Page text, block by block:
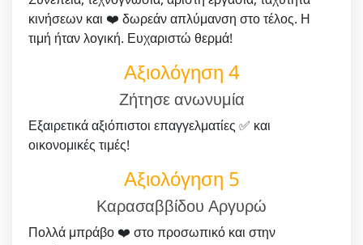
κινήσεων και ❤️ δωρεάν απλύμανση στο τέλος. Η
τιμή ήταν λογική. Ευχαριστώ θερμά!
Αξιολόγηση 4
Ζήτησε ανωνυμία
Εξαιρετικά αξιόπιστοι επαγγελματίες ✅ και
οικονομικές τιμές!
Αξιολόγηση 5
Καρασαββίδου Αργυρώ
Πολλά μπράβο ❤️ στο προσωπικό και στην